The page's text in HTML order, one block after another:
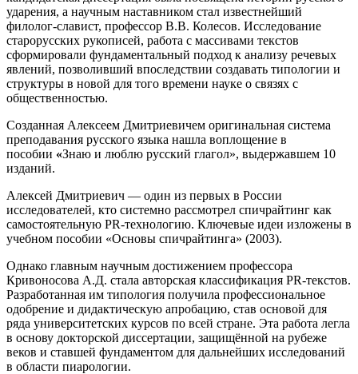
ударения, а научным наставником стал известнейший
филолог-славист, профессор В.В. Колесов. Исследование
старорусских рукописей, работа с массивами текстов
сформировали фундаментальный подход к анализу речевых
явлений, позволивший впоследствии создавать типологии и
структуры в новой для того времени науке о связях с
общественностью.
Созданная Алексеем Дмитриевичем оригинальная система
преподавания русского языка нашла воплощение в
пособии «Знаю и люблю русский глагол», выдержавшем 10
изданий.
Алексей Дмитриевич — один из первых в России
исследователей, кто системно рассмотрел спичрайтинг как
самостоятельную PR-технологию. Ключевые идеи изложены в
учебном пособии «Основы спичрайтинга» (2003).
Однако главным научным достижением профессора
Кривоносова А.Д. стала авторская классификация PR-текстов.
Разработанная им типология получила профессиональное
одобрение и дидактическую апробацию, став основой для
ряда университетских курсов по всей стране. Эта работа легла
в основу докторской диссертации, защищённой на рубеже
веков и ставшей фундаментом для дальнейших исследований
в области пиарологии.